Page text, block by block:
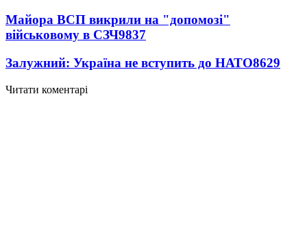
Майора ВСП викрили на "допомозі"
військовому в СЗЧ9837
Залужний: Україна не вступить до НАТО8629
Читати коментарі